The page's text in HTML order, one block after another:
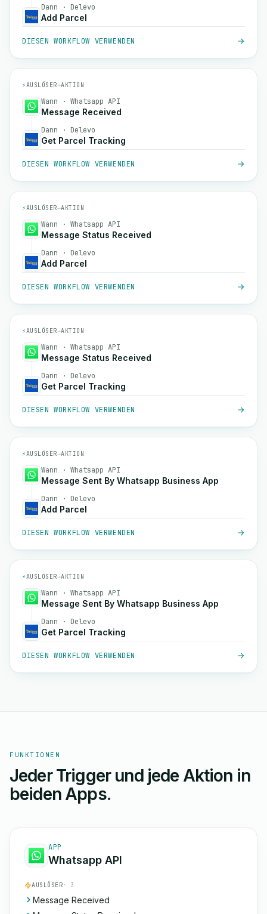
Dann · Delevo
Add Parcel
DIESEN WORKFLOW VERWENDEN
⚡AUSLÖSER→AKTION
Wann · Whatsapp API
Message Received
Dann · Delevo
Get Parcel Tracking
DIESEN WORKFLOW VERWENDEN
⚡AUSLÖSER→AKTION
Wann · Whatsapp API
Message Status Received
Dann · Delevo
Add Parcel
DIESEN WORKFLOW VERWENDEN
⚡AUSLÖSER→AKTION
Wann · Whatsapp API
Message Status Received
Dann · Delevo
Get Parcel Tracking
DIESEN WORKFLOW VERWENDEN
⚡AUSLÖSER→AKTION
Wann · Whatsapp API
Message Sent By Whatsapp Business App
Dann · Delevo
Add Parcel
DIESEN WORKFLOW VERWENDEN
⚡AUSLÖSER→AKTION
Wann · Whatsapp API
Message Sent By Whatsapp Business App
Dann · Delevo
Get Parcel Tracking
DIESEN WORKFLOW VERWENDEN
FUNKTIONEN
Jeder Trigger und jede Aktion in
beiden Apps.
APP
Whatsapp API
AUSLÖSER· 3
Message Received